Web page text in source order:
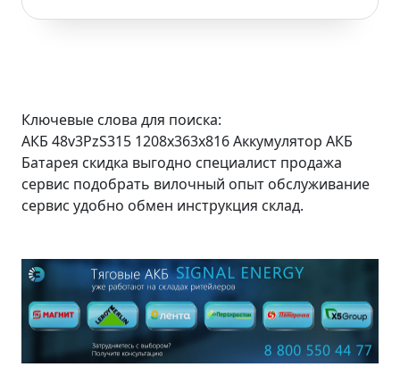
Ключевые слова для поиска:
АКБ 48v3PzS315 1208x363x816 Аккумулятор АКБ
Батарея скидка выгодно специалист продажа
сервис подобрать вилочный опыт обслуживание
сервис удобно обмен инструкция склад.